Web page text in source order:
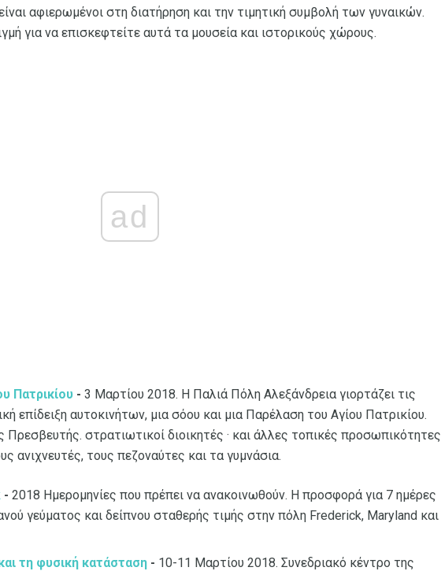
αφιερωμένοι στη διατήρηση και την τιμητική συμβολή των γυναικών.
για να επισκεφτείτε αυτά τα μουσεία και ιστορικούς χώρους.
ad
Πατρικίου - 3 Μαρτίου 2018. Η Παλιά Πόλη Αλεξάνδρεια γιορτάζει τις
επίδειξη αυτοκινήτων, μια σόου και μια Παρέλαση του Αγίου Πατρικίου.
Πρεσβευτής. στρατιωτικοί διοικητές · και άλλες τοπικές προσωπικότητες
ανιχνευτές, τους πεζοναύτες και τα γυμνάσια.
- 2018 Ημερομηνίες που πρέπει να ανακοινωθούν. Η προσφορά για 7 ημέρες
γεύματος και δείπνου σταθερής τιμής στην πόλη Frederick, Maryland και
τη φυσική κατάσταση - 10-11 Μαρτίου 2018. Συνεδριακό κέντρο της